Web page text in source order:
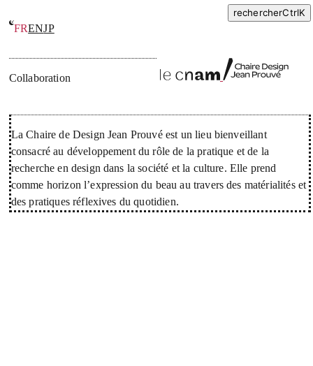
rechercherCtrlK
FRENJP
Collaboration
La Chaire de Design Jean Prouvé est un lieu bienveillant
consacré au développement du rôle de la pratique et de la
recherche en design dans la société et la culture. Elle prend
comme horizon l’expression du beau au travers des matérialités et
des pratiques réflexives du quotidien.